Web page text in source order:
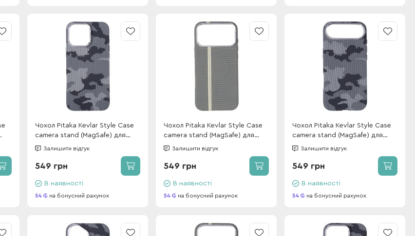
Чохол Pitaka Kevlar Style Case
camera stand (MagSafe) для
iPhone 16 Pro Max Military Grey
Залишити відгук
549 грн
В наявності
54 на бонусний рахунок
Чохол Pitaka Kevlar Style Case
camera stand (MagSafe) для
iPhone 17 Pro Max Desert Gold
Залишити відгук
549 грн
В наявності
54 на бонусний рахунок
Чохол Pitaka Kevlar Style Case
camera stand (MagSafe) для
iPhone 17 Air Military Grey (box)
Залишити відгук
549 грн
В наявності
54 на бонусний рахунок